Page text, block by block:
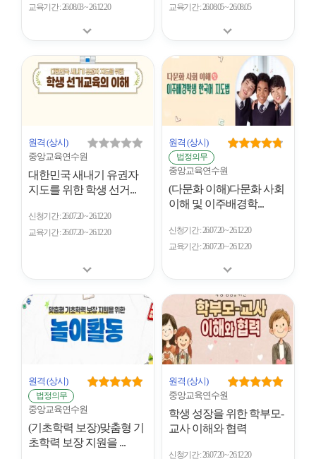
교육기간 26.08.03 ~ 26.12.20
교육기간 26.08.05 ~ 26.08.05
원격 (상시)
중앙교육연수원
대한민국 새내기 유권자
지도를 위한 학생 선거...
신청기간 26.07.20 ~ 26.12.20
교육기간 26.07.20 ~ 26.12.20
원격 (상시)
법정의무
중앙교육연수원
(다문화 이해)다문화 사회
이해 및 이주배경학...
신청기간 26.07.20 ~ 26.12.20
교육기간 26.07.20 ~ 26.12.20
원격 (상시)
법정의무
중앙교육연수원
(기초학력 보장)맞춤형 기
초학력 보장 지원을 ...
원격 (상시)
중앙교육연수원
학생 성장을 위한 학부모-
교사 이해와 협력
신청기간 26.07.20 ~ 26.12.20